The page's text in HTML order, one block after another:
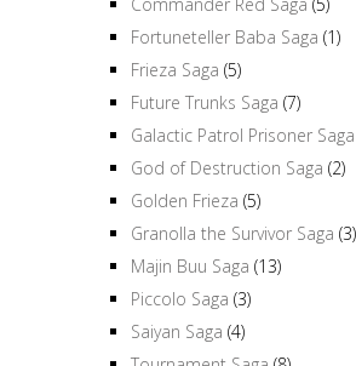
Fortuneteller Baba Saga (1)
Frieza Saga (5)
Future Trunks Saga (7)
Galactic Patrol Prisoner Saga
God of Destruction Saga (2)
Golden Frieza (5)
Granolla the Survivor Saga (3)
Majin Buu Saga (13)
Piccolo Saga (3)
Saiyan Saga (4)